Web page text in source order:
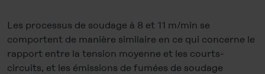
Les processus de soudage à 8 et 11 m/min se
comportent de manière similaire en ce qui concerne le
rapport entre la tension moyenne et les courts-
circuits, et les émissions de fumées de soudage